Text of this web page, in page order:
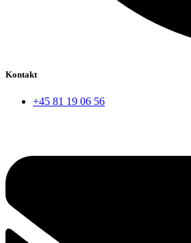
Kontakt
+45 81 19 06 56